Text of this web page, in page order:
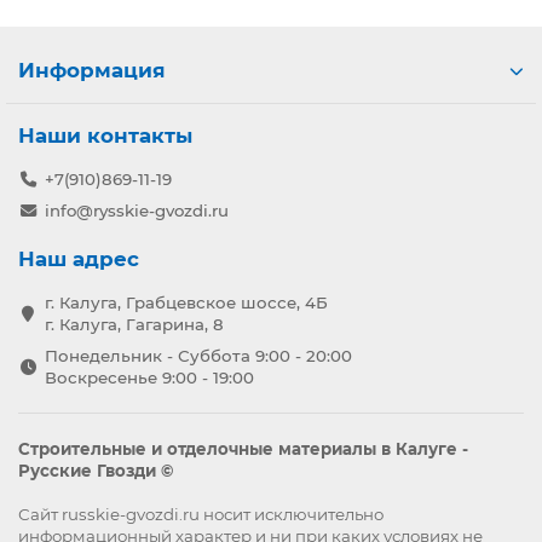
Информация
Наши контакты
+7(910)869-11-19
info@rysskie-gvozdi.ru
Наш адрес
г. Калуга, Грабцевское шоссе, 4Б
г. Калуга, Гагарина, 8
Понедельник - Суббота 9:00 - 20:00
Воскресенье 9:00 - 19:00
Строительные и отделочные материалы в Калуге -
Русские Гвозди ©
Сайт russkie-gvozdi.ru носит исключительно
информационный характер и ни при каких условиях не